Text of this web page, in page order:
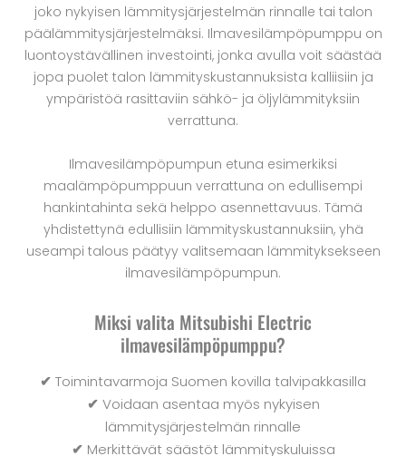
joko nykyisen lämmitysjärjestelmän rinnalle tai talon
päälämmitysjärjestelmäksi. Ilmavesilämpöpumppu on
luontoystävällinen investointi, jonka avulla voit säästää
jopa puolet talon lämmityskustannuksista kalliisiin ja
ympäristöä rasittaviin sähkö- ja öljylämmityksiin
verrattuna.
Ilmavesilämpöpumpun etuna esimerkiksi
maalämpöpumppuun verrattuna on edullisempi
hankintahinta sekä helppo asennettavuus. Tämä
yhdistettynä edullisiin lämmityskustannuksiin, yhä
useampi talous päätyy valitsemaan lämmityksekseen
ilmavesilämpöpumpun.
Miksi valita Mitsubishi Electric
ilmavesilämpöpumppu?
✔ Toimintavarmoja Suomen kovilla talvipakkasilla
✔ Voidaan asentaa myös nykyisen
lämmitysjärjestelmän rinnalle
✔ Merkittävät säästöt lämmityskuluissa